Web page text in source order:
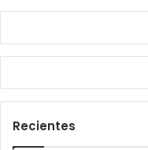
Recientes